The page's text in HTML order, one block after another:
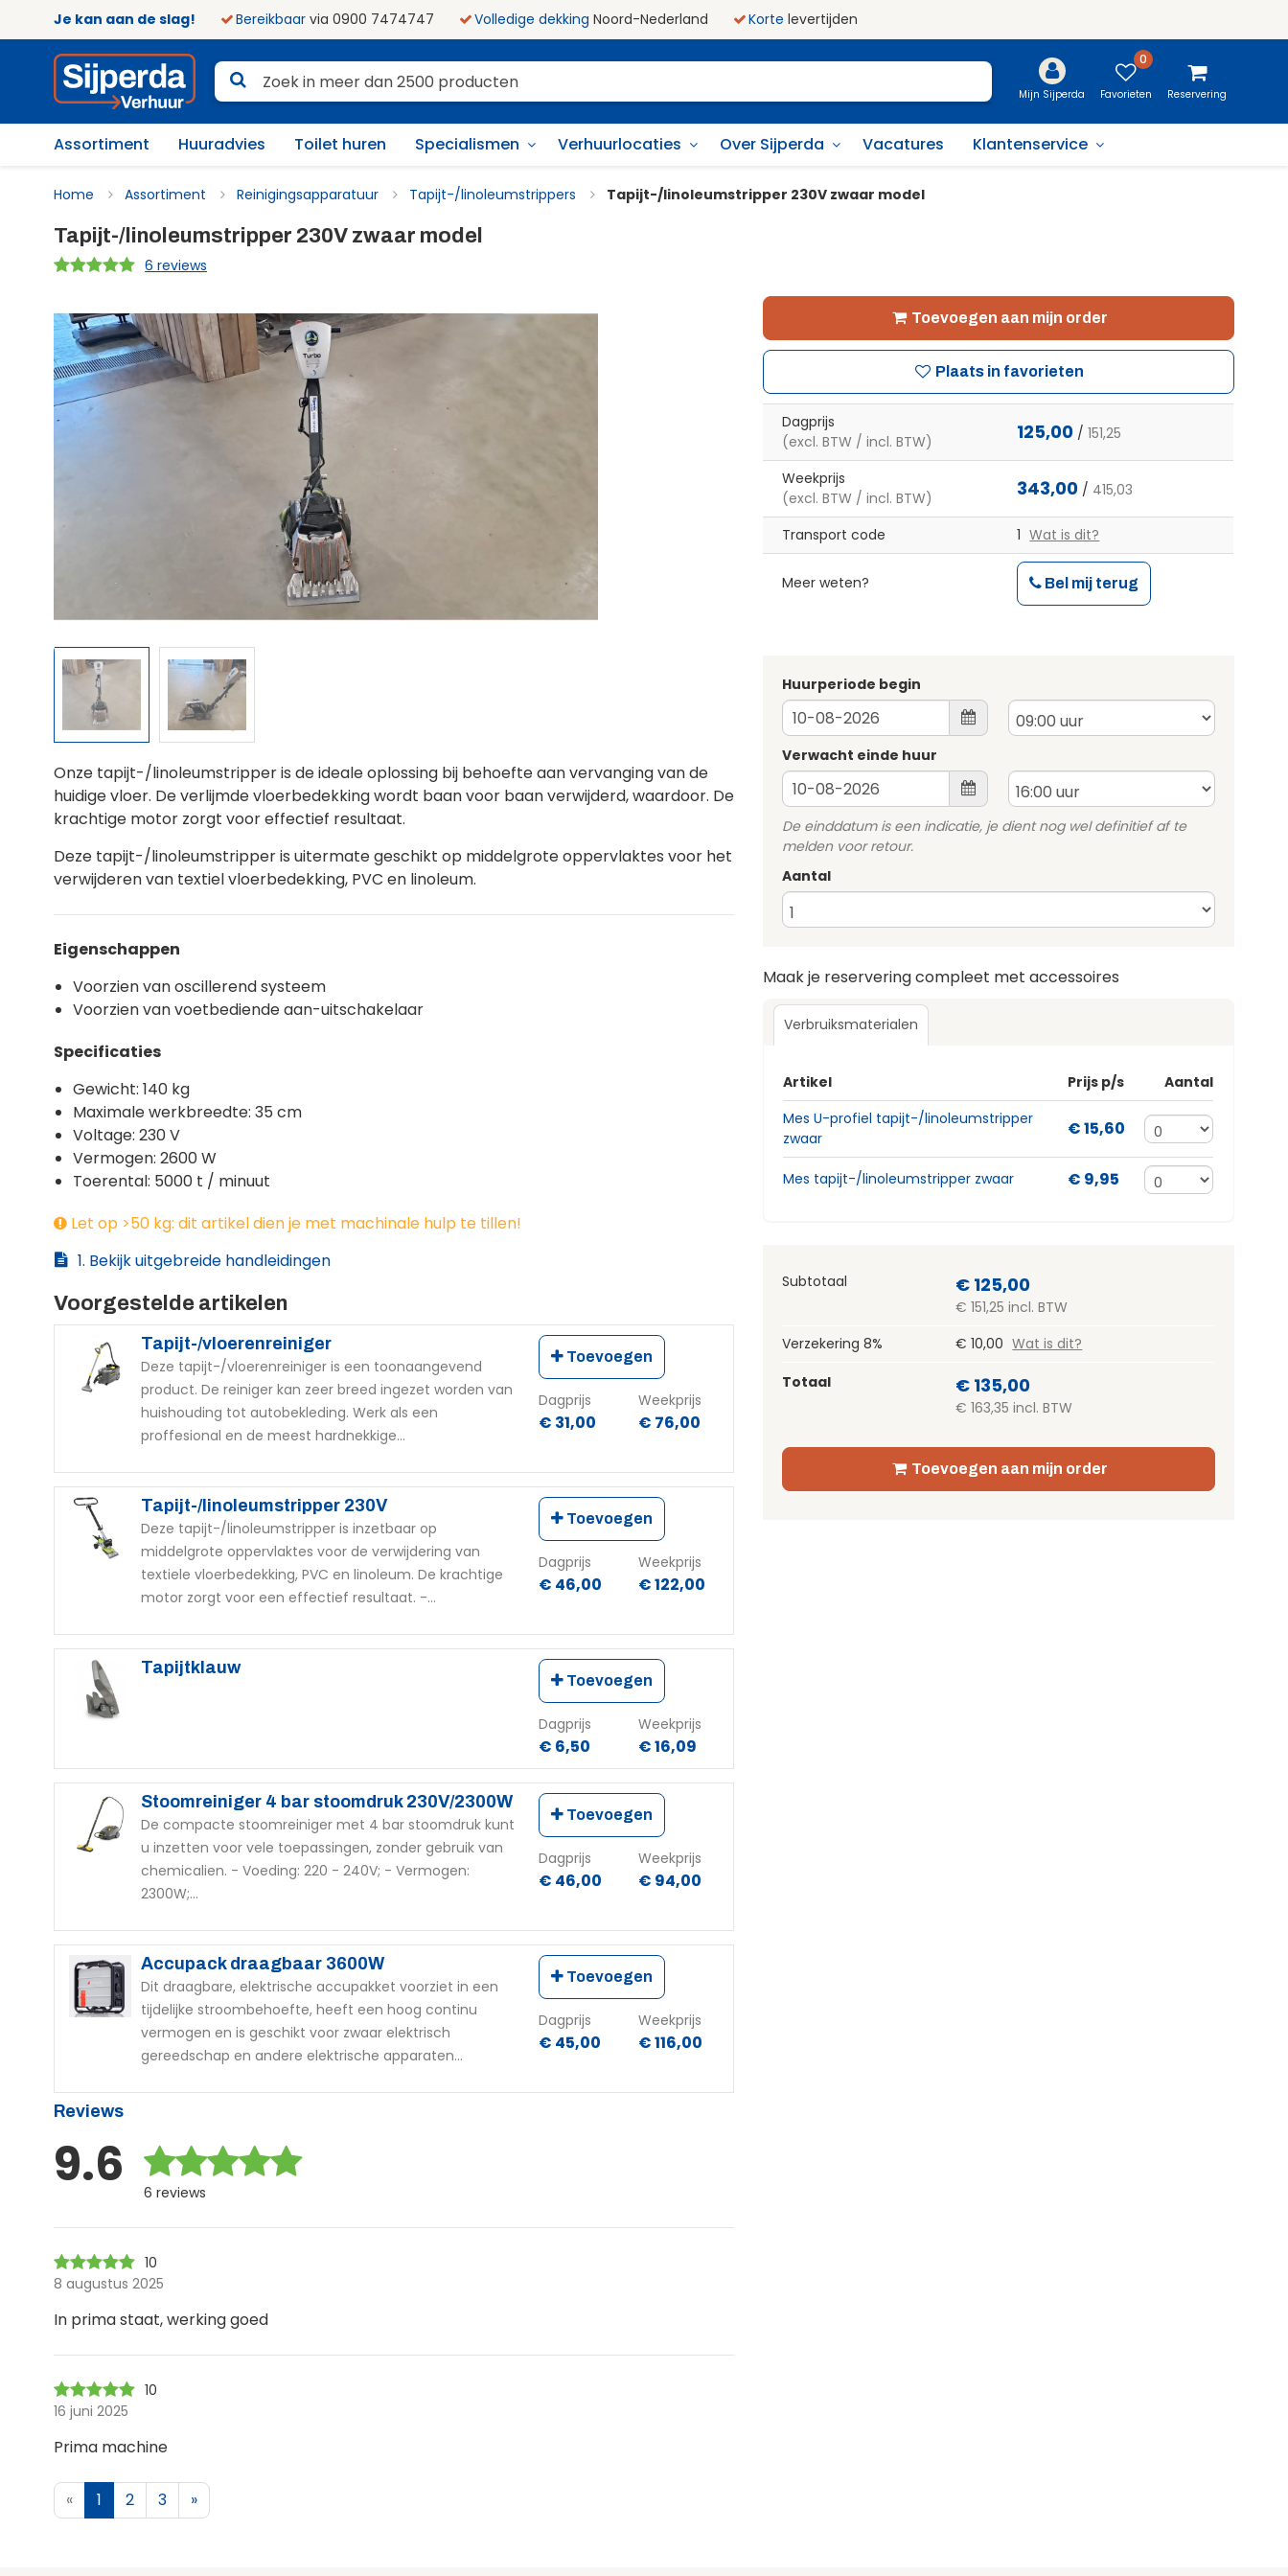
Je kan aan de slag! Bereikbaar via 0900 7474747 Volledige dekking Noord-Nederland Korte levertijden
Mijn Sijperda
0
Favorieten Reservering
Assortiment Huuradvies Toilet huren Specialismen Verhuurlocaties Over Sijperda Vacatures Klantenservice
Home Assortiment Reinigingsapparatuur Tapijt-/linoleumstrippers Tapijt-/linoleumstripper 230V zwaar model
Tapijt-/linoleumstripper 230V zwaar model
6 reviews
Toevoegen aan mijn order
Plaats in favorieten
Dagprijs
(excl. BTW / incl. BTW)
125,00 /151,25
Weekprijs
(excl. BTW / incl. BTW)
343,00 / 415,03
Transport code 1 Wat is dit?
Meer weten? Bel mij terug
Huurperiode begin
Verwacht einde huur
De einddatum is een indicatie, je dient nog wel definitief af te
melden voor retour.
Aantal
Maak je reservering compleet met accessoires
Verbruiksmaterialen
Artikel Prijs p/s
Aantal
Mes U-profiel tapijt-/linoleumstripper
zwaar
€ 15,60
Mes tapijt-/linoleumstripper zwaar € 9,95
Subtotaal € 125,00
€ 151,25 incl. BTW
Verzekering 8%
€ 10,00 Wat is dit?
Totaal
€ 135,00
€ 163,35 incl. BTW
Toevoegen aan mijn order
Onze tapijt-/linoleumstripper is de ideale oplossing bij behoefte aan vervanging van de
huidige vloer. De verlijmde vloerbedekking wordt baan voor baan verwijderd, waardoor. De
krachtige motor zorgt voor effectief resultaat.
Deze tapijt-/linoleumstripper is uitermate geschikt op middelgrote oppervlaktes voor het
verwijderen van textiel vloerbedekking, PVC en linoleum.
Eigenschappen
Voorzien van oscillerend systeem
Voorzien van voetbediende aan-uitschakelaar
Specificaties
Gewicht: 140 kg
Maximale werkbreedte: 35 cm
Voltage: 230 V
Vermogen: 2600 W
Toerental: 5000 t / minuut
Let op >50 kg: dit artikel dien je met machinale hulp te tillen!
1. Bekijk uitgebreide handleidingen
Voorgestelde artikelen
Tapijt-/vloerenreiniger
Deze tapijt-/vloerenreiniger is een toonaangevend
product. De reiniger kan zeer breed ingezet worden van
huishouding tot autobekleding. Werk als een
proffesional en de meest hardnekkige...
Toevoegen
Dagprijs
€ 31,00
Weekprijs
€ 76,00
Tapijt-/linoleumstripper 230V
Deze tapijt-/linoleumstripper is inzetbaar op
middelgrote oppervlaktes voor de verwijdering van
textiele vloerbedekking, PVC en linoleum. De krachtige
motor zorgt voor een effectief resultaat. -...
Toevoegen
Dagprijs
€ 46,00
Weekprijs
€ 122,00
Tapijtklauw
Toevoegen
Dagprijs
€ 6,50
Weekprijs
€ 16,09
Stoomreiniger 4 bar stoomdruk 230V/2300W
De compacte stoomreiniger met 4 bar stoomdruk kunt
u inzetten voor vele toepassingen, zonder gebruik van
chemicalien. - Voeding: 220 - 240V; - Vermogen:
2300W;...
Toevoegen
Dagprijs
€ 46,00
Weekprijs
€ 94,00
Accupack draagbaar 3600W
Dit draagbare, elektrische accupakket voorziet in een
tijdelijke stroombehoefte, heeft een hoog continu
vermogen en is geschikt voor zwaar elektrisch
gereedschap en andere elektrische apparaten...
Toevoegen
Dagprijs
€ 45,00
Weekprijs
€ 116,00
Reviews
9.6 6 reviews
10
8 augustus 2025
In prima staat, werking goed
10
16 juni 2025
Prima machine
« 1 2 3 »